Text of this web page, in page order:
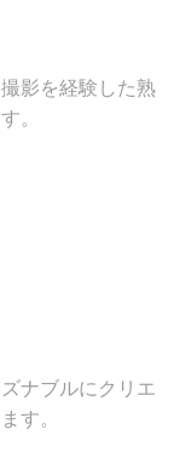
影を経験した熟
。
ナブルにクリエ
す。